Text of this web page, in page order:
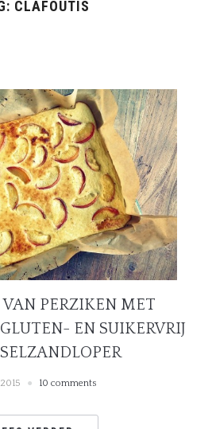
CLAFOUTIS
VAN PERZIKEN MET
EN SUIKERVRIJ
10 comments